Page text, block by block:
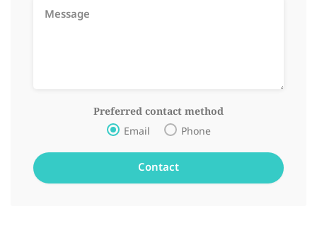
Preferred contact method
Email Phone